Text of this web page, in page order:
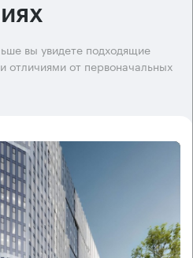
вы увидете подходящие
отличиями от первоначальных